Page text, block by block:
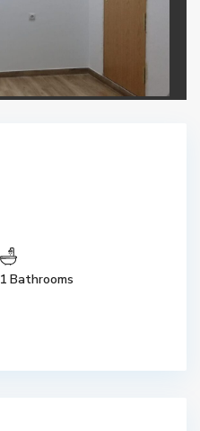
1 Bathrooms